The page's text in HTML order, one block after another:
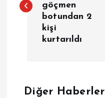
z
e
göçmen
botundan 2
kişi
kurtarıldı
Diğer Haberler